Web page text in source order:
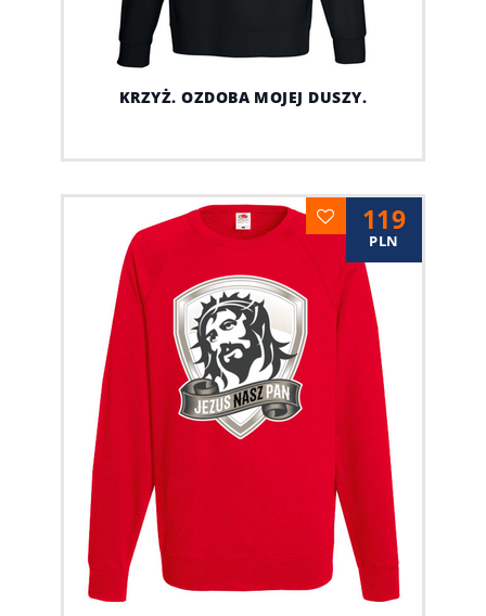
KRZYŻ. OZDOBA MOJEJ DUSZY.
119
PLN